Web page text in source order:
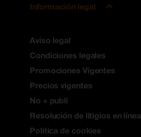
Información legal
Aviso legal
Condiciones legales
Promociones Vigentes
Precios vigentes
No + publi
Resolución de litigios en línea
Política de cookies